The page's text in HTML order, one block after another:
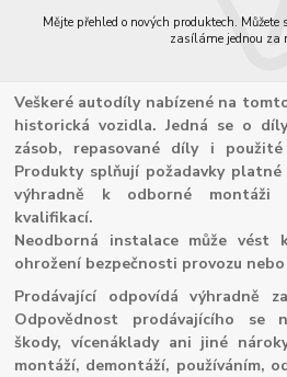
Mějte přehled o nových produktech.
zasíláme jednou za
Veškeré autodíly nabízené na
historická vozidla. Jedná se o
zásob, repasované díly i
Produkty splňují požadavky
výhradně k odborné montáži
kvalifikací.
Neodborná instalace může vést
ohrožení bezpečnosti provozu
Prodávající odpovídá výhradně
Odpovědnost prodávajícího se
škody, vícenáklady ani jiné
montáží, demontáží, používáním,